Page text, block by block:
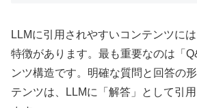
LLMに引用されやすいコンテンツに
特徴があります。最も重要なのは「
ンツ構造です。明確な質問と回答の
テンツは、LLMに「解答」として引